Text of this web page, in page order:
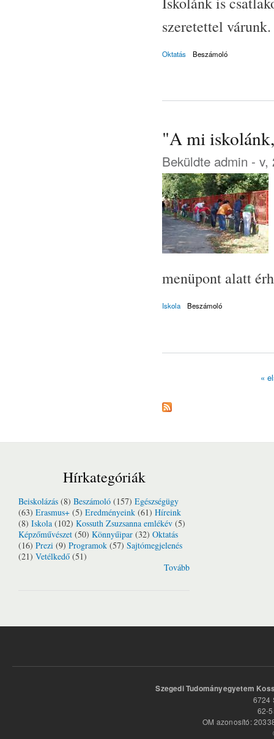
szeretettel várunk.
Oktatás Beszámoló
"A mi
Beküldte admin - v,
menüpont alatt
Iskola Beszámoló
«
Hírkategóriák
Beiskolázás (8) Beszámoló (157) Egészségügy
(63) Erasmus+ (5) Eredményeink (61) Híreink
(8) Iskola (102) Kossuth Zsuzsanna emlékév (5)
Képzőművészet (50) Könnyűipar (32) Oktatás
(16) Prezi (9) Programok (57) Sajtómegjelenés
(21) Vetélkedő (51)
Tovább
Szegedi Tudományegyetem
6724
62-
OM azonosító: